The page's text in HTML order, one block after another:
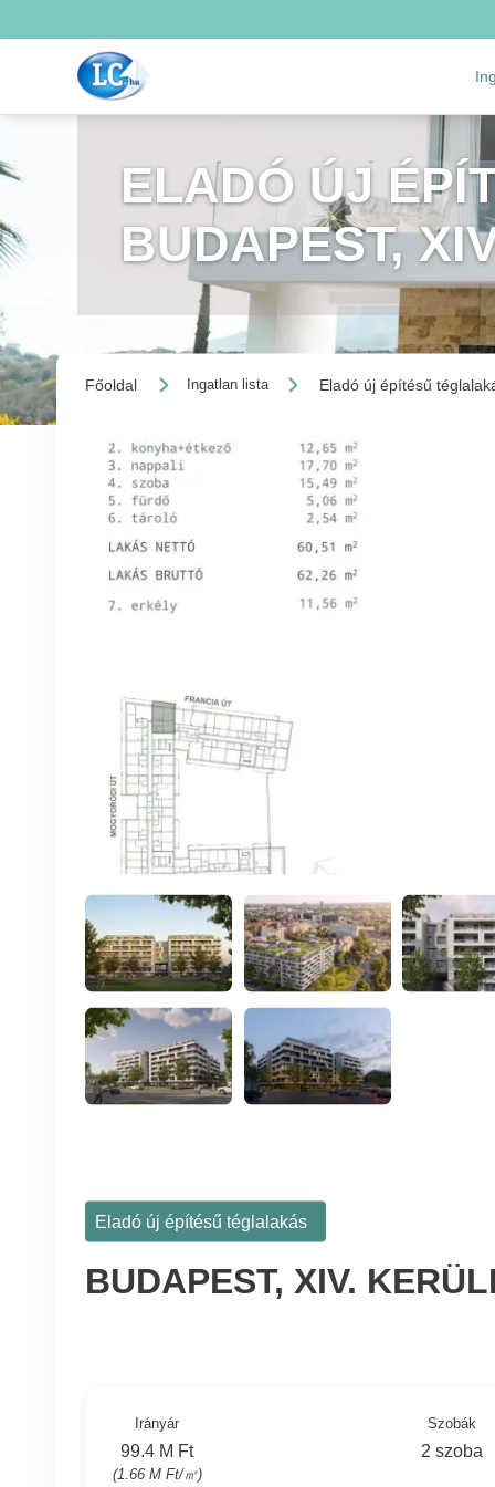
ELADÓ ÚJ
BUDAPEST,
Főoldal Ingatlan lista Eladó új építésű
Eladó új építésű téglalakás
BUDAPEST, XIV.
Irányár
99.4 M Ft
(1.66 M Ft/㎡)
Szobák
2 szoba